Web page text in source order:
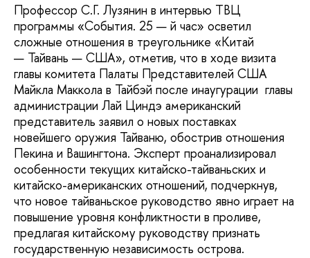
Профессор С.Г. Лузянин в интервью ТВЦ
программы «События. 25 — й час» осветил
сложные отношения в треугольнике «Китай
— Тайвань — США», отметив, что в ходе визита
главы комитета Палаты Представителей США
Майкла Маккола в Тайбэй после инаугурации главы
администрации Лай Циндэ американский
представитель заявил о новых поставках
новейшего оружия Тайваню, обострив отношения
Пекина и Вашингтона. Эксперт проанализировал
особенности текущих китайско-тайваньских и
китайско-американских отношений, подчеркнув,
что новое тайваньское руководство явно играет на
повышение уровня конфликтности в проливе,
предлагая китайскому руководству признать
государственную независимость острова.